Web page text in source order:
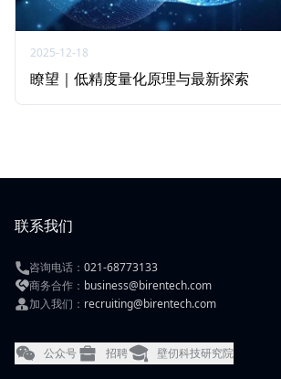
2025-12-18
瞭望｜低精度量化原理与最新探索
联系我们
咨询电话： 021-68773133
商务合作： business@birentech.com
加入我们： recruiting@birentech.com
公众号 招聘 壁仞科技研究院